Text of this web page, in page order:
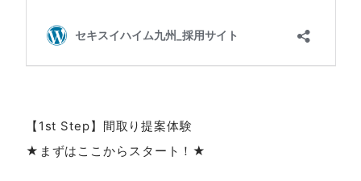
【1st Step】間取り提案体験
★まずはここからスタート！★